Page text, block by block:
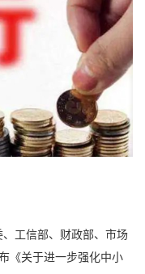
工信部、财政部、市场
《关于进一步强化中小